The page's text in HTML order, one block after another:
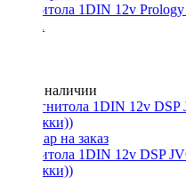
Магнитола 1DIN 12v
Нет в наличии
Магнитола 1DIN 12v DSP
задержки))